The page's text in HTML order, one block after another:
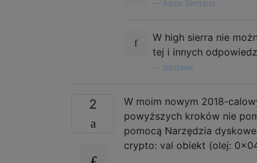
Aaron Bertrand
W high sierra nie
tej i innych
dardawk
2
W moim nowym 2018-
powyższych kroków nie
pomocą Narzędzia
crypto: val obiekt (olej: